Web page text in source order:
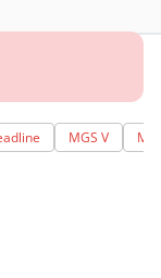
MGS V